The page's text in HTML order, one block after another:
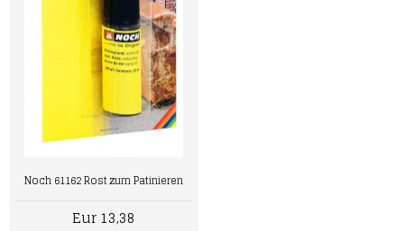
Noch 61162 Rost zum Patinieren
Eur 13,38